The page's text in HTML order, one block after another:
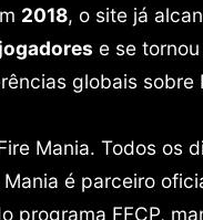
2018, o site já
e se
globais sobre
Mania. Todos os
Mania é parceiro
programa FFCP,